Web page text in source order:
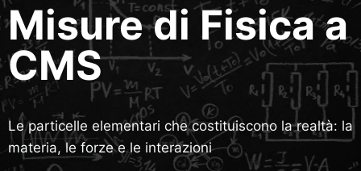
Misure di Fisica a
CMS
Le particelle elementari che costituiscono la realtà: la
materia, le forze e le interazioni